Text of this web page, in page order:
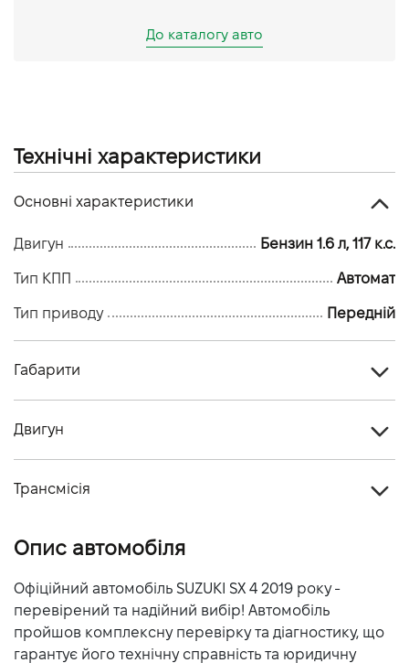
До каталогу авто
Технічні характеристики
Основні характеристики
Двигун Бензин 1.6 л, 117 к.с.
Тип КПП Автомат
Тип приводу Передній
Габарити
Кiлькiсть мiсць, шт
Двигун
Потужність двигуна (к.с.)
Динаміка розгону 0-100 км/г
Трансмісія
Опис автомобіля
Офіційний автомобіль SUZUKI SX 4 2019 року -
перевірений та надійний вибір! Автомобіль
пройшов комплексну перевірку та діагностику, що
гарантує його технічну справність та юридичну